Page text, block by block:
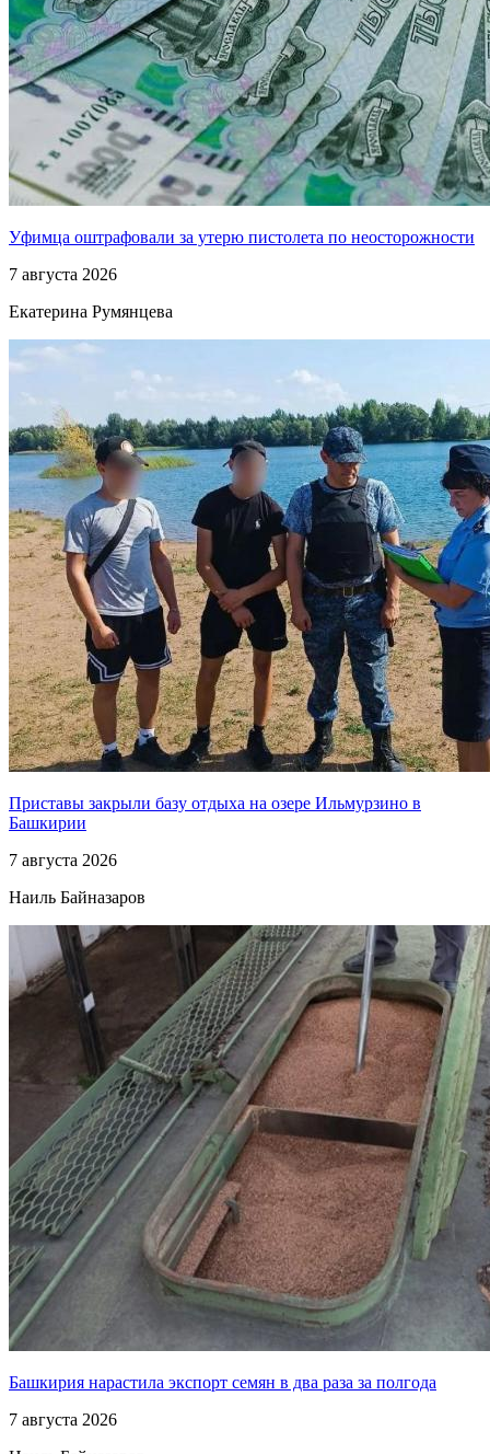
Уфимца оштрафовали за утерю пистолета по неосторожности
7 августа 2026
Екатерина Румянцева
Приставы закрыли базу отдыха на озере Ильмурзино в
Башкирии
7 августа 2026
Наиль Байназаров
Башкирия нарастила экспорт семян в два раза за полгода
7 августа 2026